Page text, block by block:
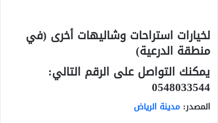
لخيارات استراحات وشاليهات أخرى (في
منطقة الدرعية)
يمكنك التواصل على الرقم التالي:
0548033544
المصدر: مدينة الرياض